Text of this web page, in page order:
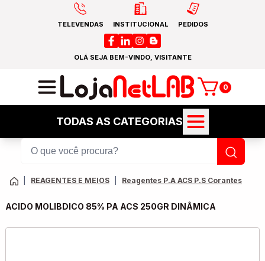
TELEVENDAS INSTITUCIONAL PEDIDOS
OLÁ SEJA BEM-VINDO, VISITANTE
0
TODAS AS CATEGORIAS
REAGENTES E MEIOS Reagentes P.A ACS P.S Corantes
ACIDO MOLIBDICO 85% PA ACS 250GR DINÂMICA